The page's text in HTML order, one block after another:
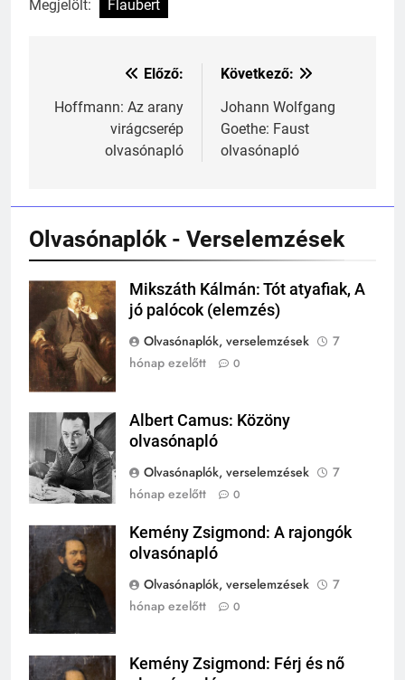
Megjelölt: Flaubert
Bejegyzés
navigáció
Előző:
Hoffmann: Az arany
virágcserép
olvasónapló
Következő:
Johann Wolfgang
Goethe: Faust
olvasónapló
Olvasónaplók - Verselemzések
Mikszáth
Kálmán
Mikszáth Kálmán: Tót atyafiak, A
jó palócok (elemzés)
Olvasónaplók, verselemzések
7
hónap ezelőtt
0
Albert Camus
Albert Camus: Közöny
olvasónapló
Olvasónaplók, verselemzések
7
hónap ezelőtt
0
Kemény
Zsigmond
Kemény Zsigmond: A rajongók
olvasónapló
Olvasónaplók, verselemzések
7
hónap ezelőtt
0
Kemény
Kemény Zsigmond: Férj és nő
KI TALÁLTA FEL
TÖRTÉNELEM ÉRDEKESSÉGEK
242
Kik voltak a három királyok?
TÖRTÉNELEM ÉRDEKESSÉGEK
A középkor titkai: Mi rejtőzött a
várak falai mögött?
TÖRTÉNELEM ÉRDEKESSÉGEK
Mikor volt a római birodalom
bukása, és mi történt utána?
MIKOR VOLT?
TÖRTÉNELEM ÉRDEKESSÉGEK
1
Ki volt Zeusz?